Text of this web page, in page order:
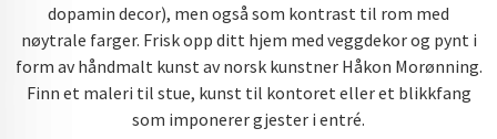
dopamin decor), men også som kontrast til rom med
nøytrale farger. Frisk opp ditt hjem med veggdekor og pynt i
form av håndmalt kunst av norsk kunstner Håkon Morønning.
Finn et maleri til stue, kunst til kontoret eller et blikkfang
som imponerer gjester i entré.